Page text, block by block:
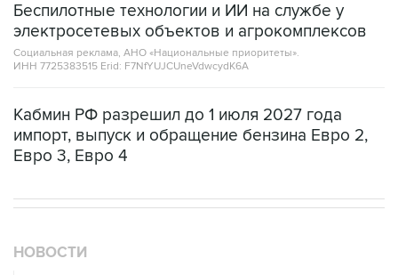
Беспилотные технологии и ИИ на службе у
электросетевых объектов и агрокомплексов
Социальная реклама, АНО «Национальные приоритеты».
ИНН 7725383515 Erid: F7NfYUJCUneVdwcydK6A
Кабмин РФ разрешил до 1 июля 2027 года
импорт, выпуск и обращение бензина Евро 2,
Евро 3, Евро 4
НОВОСТИ